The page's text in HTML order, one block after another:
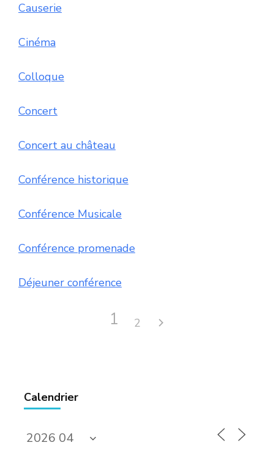
Causerie
Cinéma
Colloque
Concert
Concert au château
Conférence historique
Conférence Musicale
Conférence promenade
Déjeuner conférence
1 2
Calendrier